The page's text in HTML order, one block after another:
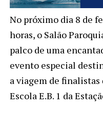
No próximo dia 8 de
horas, o Salão
palco de uma
evento especial
a viagem de finalistas
Escola E.B. 1 da